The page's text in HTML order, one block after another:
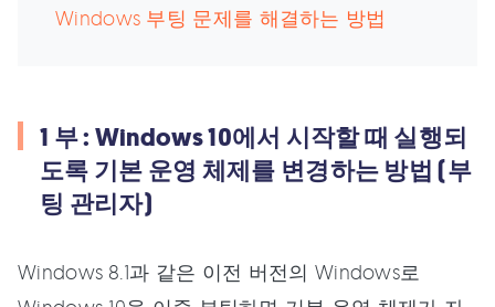
Windows 부팅 문제를 해결하는 방법
1 부 : Windows 10에서 시작할 때 실행되
도록 기본 운영 체제를 변경하는 방법 (부
팅 관리자)
Windows 8.1과 같은 이전 버전의 Windows로